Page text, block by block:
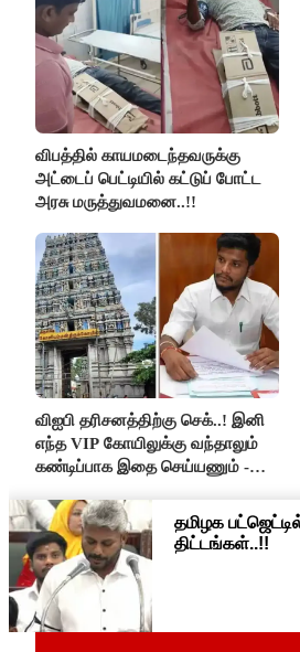
விபத்தில் காயமடைந்தவருக்கு
அட்டைப் பெட்டியில் கட்டுப் போட்ட
அரசு மருத்துவமனை..!!
விஐபி தரிசனத்திற்கு செக்..! இனி
எந்த VIP கோயிலுக்கு வந்தாலும்
கண்டிப்பாக இதை செய்யணும் -